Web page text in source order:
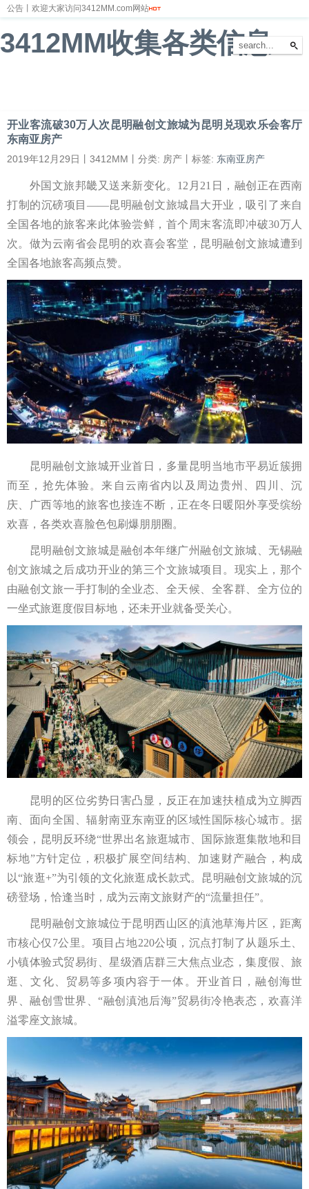
公告丨欢迎大家访问3412MM.com网站
3412MM收集各类信息
开业客流破30万人次昆明融创文旅城为昆明兑现欢乐会客厅
东南亚房产
2019年12月29日丨3412MM丨分类: 房产丨标签: 东南亚房产
外国文旅邦畿又送来新变化。12月21日，融创正在西南
打制的沉磅项目——昆明融创文旅城昌大开业，吸引了来自
全国各地的旅客来此体验尝鲜，首个周末客流即冲破30万人
次。做为云南省会昆明的欢喜会客堂，昆明融创文旅城遭到
全国各地旅客高频点赞。
昆明融创文旅城开业首日，多量昆明当地市平易近簇拥
而至，抢先体验。来自云南省内以及周边贵州、四川、沉
庆、广西等地的旅客也接连不断，正在冬日暖阳外享受缤纷
欢喜，各类欢喜脸色包刷爆朋朋圈。
昆明融创文旅城是融创本年继广州融创文旅城、无锡融
创文旅城之后成功开业的第三个文旅城项目。现实上，那个
由融创文旅一手打制的全业态、全天候、全客群、全方位的
一坐式旅逛度假目标地，还未开业就备受关心。
昆明的区位劣势日害凸显，反正在加速扶植成为立脚西
南、面向全国、辐射南亚东南亚的区域性国际核心城市。据
领会，昆明反环绕“世界出名旅逛城市、国际旅逛集散地和目
标地”方针定位，积极扩展空间结构、加速财产融合，构成
以“旅逛+”为引领的文化旅逛成长款式。昆明融创文旅城的沉
磅登场，恰逢当时，成为云南文旅财产的“流量担任”。
昆明融创文旅城位于昆明西山区的滇池草海片区，距离
市核心仅7公里。项目占地220公顷，沉点打制了从题乐土、
小镇体验式贸易街、星级酒店群三大焦点业态，集度假、旅
逛、文化、贸易等多项内容于一体。开业首日，融创海世
界、融创雪世界、“融创滇池后海”贸易街冷艳表态，欢喜洋
溢零座文旅城。